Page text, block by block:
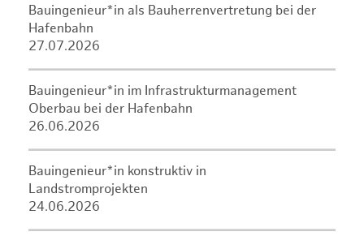
Bauingenieur*in als Bauherrenvertretung bei der
Hafenbahn
27.07.2026
Bauingenieur*in im Infrastrukturmanagement
Oberbau bei der Hafenbahn
26.06.2026
Bauingenieur*in konstruktiv in
Landstromprojekten
24.06.2026